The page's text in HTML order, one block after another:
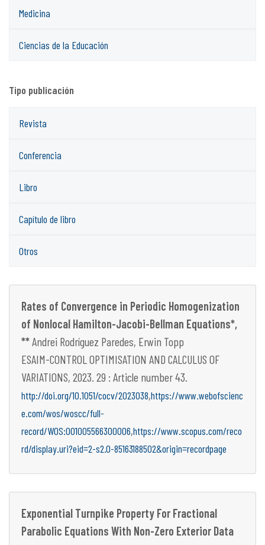
Medicina
Ciencias de la Educación
Tipo publicación
Revista
Conferencia
Libro
Capítulo de libro
Otros
Rates of Convergence in Periodic Homogenization
of Nonlocal Hamilton-Jacobi-Bellman Equations*,
**Andrei Rodríguez Paredes, Erwin Topp
ESAIM-CONTROL OPTIMISATION AND CALCULUS OF
VARIATIONS, 2023. 29 : Article number 43.
http://doi.org/10.1051/cocv/2023038,https://www.webofscienc
e.com/wos/woscc/full-
record/WOS:001005566300006,https://www.scopus.com/reco
rd/display.uri?eid=2-s2.0-85163188502&origin=recordpage
Exponential Turnpike Property For Fractional
Parabolic Equations With Non-Zero Exterior Data